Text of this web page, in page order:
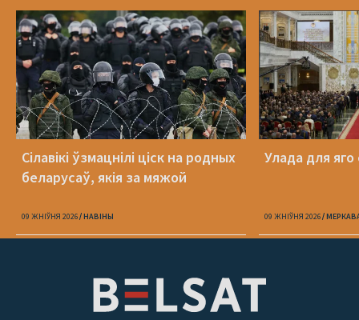
Сілавікі ўзмацнілі ціск на родных
беларусаў, якія за мяжой
09 ЖНІЎНЯ 2026 НАВІНЫ
Улада для
09 ЖНІЎНЯ 2026